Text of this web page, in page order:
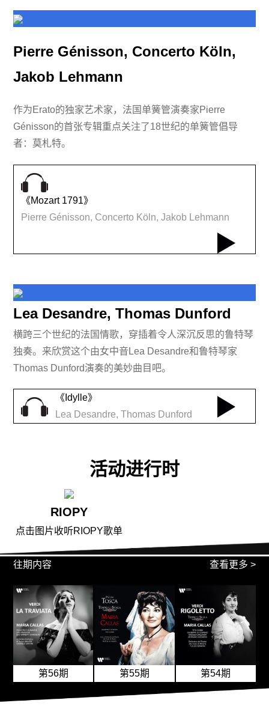
Pierre Génisson, Concerto Köln,
Jakob Lehmann
作为Erato的独家艺术家，法国单簧管演奏家Pierre
Génisson的首张专辑重点关注了18世纪的单簧管倡导
者：莫札特。
《Mozart 1791》
Pierre Génisson, Concerto Köln, Jakob Lehmann
Lea Desandre, Thomas Dunford
横跨三个世纪的法国情歌，穿插着令人深沉反思的鲁特琴
独奏。来欣赏这个由女中音Lea Desandre和鲁特琴家
Thomas Dunford演奏的美妙曲目吧。
《Idylle》
Lea Desandre, Thomas Dunford
活动进行时
RIOPY
点击图片收听RIOPY歌单
往期内容 查看更多 >
第56期 第55期 第54期